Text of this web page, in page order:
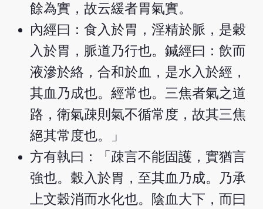
餘為實，故云緩者胃氣實。
內經曰：食入於胃，淫精於脈，是穀
入於胃，脈道乃行也。鍼經曰：飲而
液滲於絡，合和於血，是水入於經，
其血乃成也。經常也。三焦者氣之道
路，衛氣疎則氣不循常度，故其三焦
絕其常度也。」
方有執曰：「疎言不能固護，實猶言
強也。穀入於胃，至其血乃成。乃承
上文穀消而水化也。陰血大下，而曰